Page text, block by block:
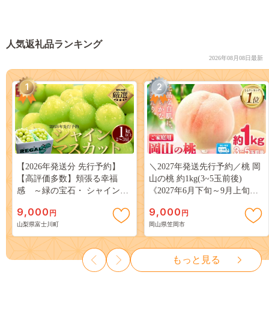
人気返礼品ランキング
2026年08月08日最新
1
【2026年発送分 先行予約】
【高評価多数】頬張る幸福
感 ～緑の宝石・ シャインマ
３房） フルーツ 山梨県産 果
物 くだもの シャイン マスカ
ット ぶどう ブドウ 葡萄 大粒
種なし 先行予約 富士川町
10000円 一万円 9000円 九千円
9,000 円
山梨県富士川町
2
＼2027年発送先行予約／桃 岡
山の桃 約1kg(3~5玉前後)
《2027年6月下旬～9月上旬頃
岡山 はくとう スイーツ フル
ーツ 果物 デザート 旬 モモ も
も 先行予約 送料無料 果物 岡
山県 笠岡市 清水白桃 白鳳 白
麗 クール便---
kasaoka_zsy_419_100---
9,000 円
岡山県笠岡市
もっと見る